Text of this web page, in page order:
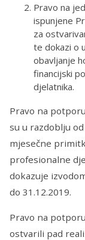
Pravo na
ispunjene
za
te dokazi o
obavljanje
financijski
djelatnika.
Pravo na
su u razdoblju
mjesečne
profesionalne
dokazuje
do 31.12.2019.
Pravo na
ostvarili pad